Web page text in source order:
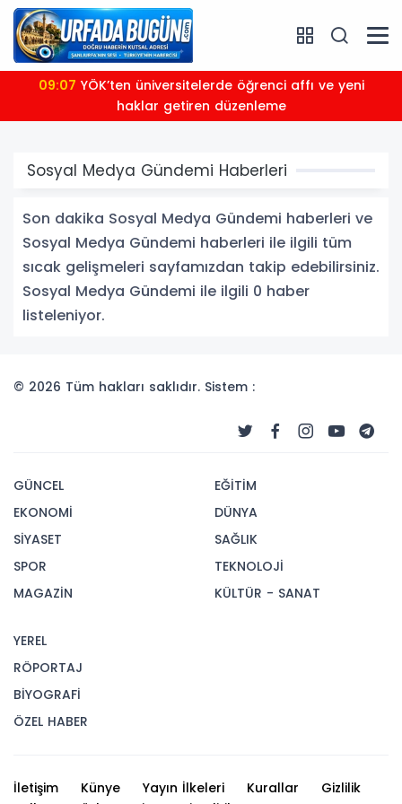
09:07
haklar getiren düzenleme
Sosyal Medya Gündemi Haberleri
Son dakika Sosyal Medya Gündemi haberleri ve
Sosyal Medya Gündemi haberleri ile ilgili tüm
sıcak gelişmeleri sayfamızdan takip edebilirsiniz.
Sosyal Medya Gündemi ile ilgili 0 haber
listeleniyor.
© 2026 Tüm hakları saklıdır. Sistem :
GÜNCEL
EKONOMİ
SİYASET
SPOR
MAGAZİN
EĞİTİM
DÜNYA
SAĞLIK
TEKNOLOJİ
KÜLTÜR - SANAT
YEREL
RÖPORTAJ
BİYOGRAFİ
ÖZEL HABER
İletişim Künye Yayın İlkeleri Kurallar
Gizlilik